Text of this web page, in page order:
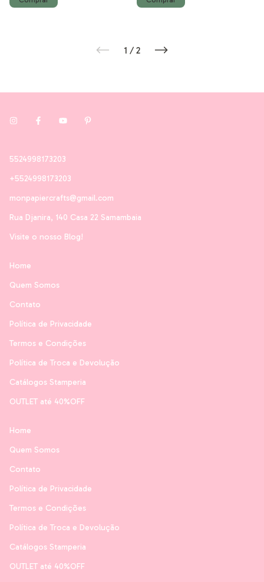
1 / 2
5524998173203
+5524998173203
monpapiercrafts@gmail.com
Rua Djanira, 140 Casa 22 Samambaia
Visite o nosso Blog!
Home
Quem Somos
Contato
Política de Privacidade
Termos e Condições
Política de Troca e Devolução
Catálogos Stamperia
OUTLET até 40%OFF
Home
Quem Somos
Contato
Política de Privacidade
Termos e Condições
Política de Troca e Devolução
Catálogos Stamperia
OUTLET até 40%OFF